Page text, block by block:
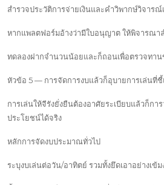
สำรวจประวัติการจ่ายเงินและคำวิพากษ์วิจาร
หากแพลตฟอร์มอ้างว่ามีใบอนุญาต ให้พิจารณา
ทดลองฝากจำนวนน้อยและก็ถอนเพื่อตรวจทา
หัวข้อ 5 — การจัดการงบแล้วก็อุบายการเล่นที่
การเล่นให้จีรังยั่งยืนต้องอาศัยระเบียบแล้วก็กา
ประโยชน์ได้จริง
หลักการจัดงบประมาณทั่วไป
ระบุงบเล่นต่อวัน/อาทิตย์ รวมทั้งยึดเอาอย่างเข้ม